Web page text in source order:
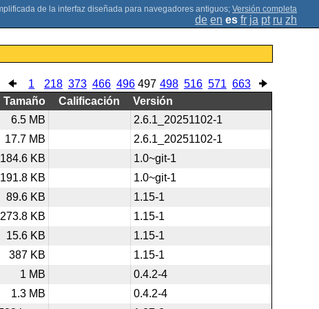
; Versión completa
de en es fr ja pt ru zh
1 218 373 466 496 497 498 516 571 663
Tamaño Calificación
Versión
6.5 MB
2.6.1_20251102-1
17.7 MB
2.6.1_20251102-1
184.6 KB
1.0~git-1
191.8 KB
1.0~git-1
89.6 KB
1.15-1
273.8 KB
1.15-1
15.6 KB
1.15-1
387 KB
1.15-1
1 MB
0.4.2-4
1.3 MB
0.4.2-4